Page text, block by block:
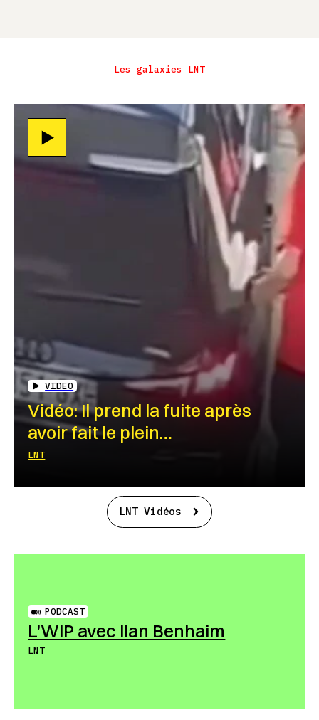
Les galaxies LNT
VIDEO
Vidéo: Il prend la fuite après
avoir fait le plein…
LNT
LNT Vidéos
PODCAST
L’WIP avec Ilan Benhaim
LNT